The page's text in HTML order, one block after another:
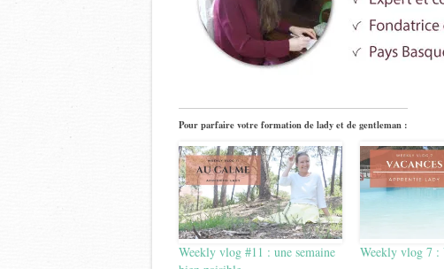
Pour parfaire votre formation de lady et de gentleman :
Weekly vlog #11 : une semaine
Weekly vlog 7 :